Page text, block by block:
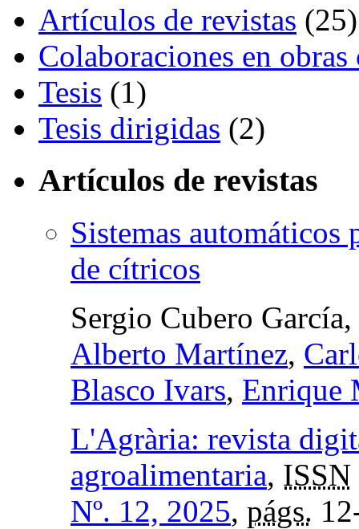
Artículos de revistas (25)
Colaboraciones en
Tesis (1)
Tesis dirigidas (2)
Artículos de revistas
Sistemas automáticos
de cítricos
Sergio Cubero García,
Alberto Martínez,
Blasco Ivars, Enrique
L'Agrària: revista
agroalimentaria, ISSN
Nº. 12, 2025, págs.